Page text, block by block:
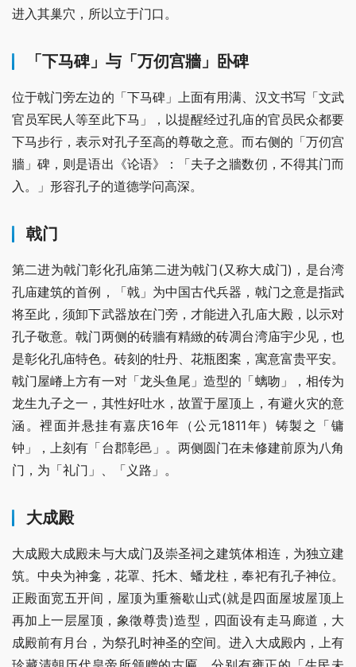
进入其巢穴，所以立于门口。
「下马碑」与「万仞宫牆」卧碑
位于戟门旁左边的「下马碑」上面有用满、汉文书写「文武
官员军民人等至此下马」，以提醒经过孔庙的官员民众都要
下马步行，表示对孔子至高的尊敬之意。而右侧的「万仞宫
牆」碑，则是语出《论语》：「夫子之牆数仞，不得其门而
入。」形容孔子的道德学问高深。
戟门
第二进为戟门彰化孔庙第二进为戟门(又称大成门)，是台湾
孔庙建筑的首例，「戟」为中国古代兵器，戟门之意是指武
将至此，须卸下武器放在门旁，才能进入孔庙大殿，以示对
孔子敬意。戟门两侧的砖牆有精緻的砖凋台湾庙宇少见，也
是彰化孔庙特色。砖刻的牡丹、花瓶图案，寓意富贵平安。
戟门屋嵴上方有一对「龙头鱼尾」造型的「螭吻」，相传为
龙生九子之一，其性好吐水，故置于屋顶上，有避火灾的意
涵。裡面并悬挂有嘉庆16年（公元1811年）铸製之「镛
钟」，上刻有「台郡彰邑」。两侧圆门在未修建前原为八角
门，为「礼门」、「义路」。
大成殿
大成殿大成殿未与大成门及崇圣祠之建筑体相连，为独立建
筑。中央为神龛，花罩、托木、蟠龙柱，奉祀有孔子神位。
正殿面宽五开间，屋顶为重簷歇山式(就是四面屋坡屋顶上
再加上一层屋顶，象徵尊贵)造型，四面设有走马廊道，大
成殿前有月台，为祭孔时神圣的空间。进入大成殿内，上有